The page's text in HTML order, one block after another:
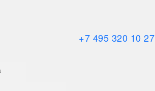
+7 495 320 10 27